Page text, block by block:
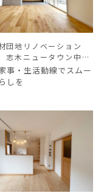
団地リノベーション
木ニュータウン中央
街 Ｍ様邸
事・生活動線でスムー
しを